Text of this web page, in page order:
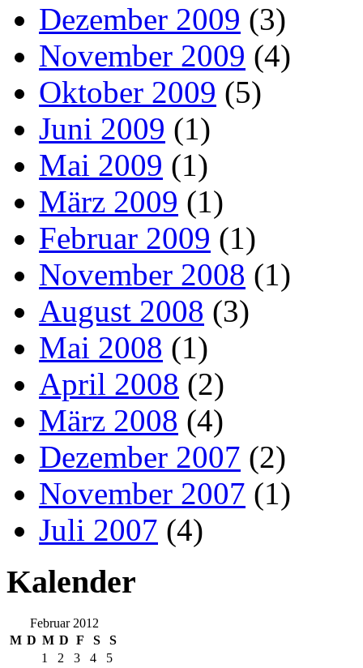
Dezember 2009 (3)
November 2009 (4)
Oktober 2009 (5)
Juni 2009 (1)
Mai 2009 (1)
März 2009 (1)
Februar 2009 (1)
November 2008 (1)
August 2008 (3)
Mai 2008 (1)
April 2008 (2)
März 2008 (4)
Dezember 2007 (2)
November 2007 (1)
Juli 2007 (4)
Kalender
Februar 2012
M D M D F S S
1 2 3 4
5